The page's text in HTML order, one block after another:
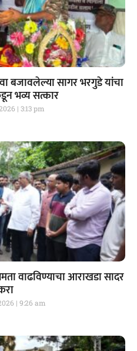
बजावलेल्या सागर भरगुडे यांचा
भव्य सत्कार
3:13 pm
वाढविण्याचा आराखडा सादर
9:26 am